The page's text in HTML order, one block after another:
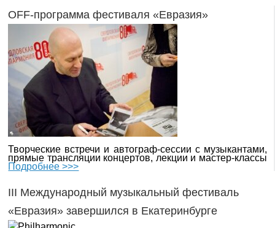
OFF-программа фестиваля «Евразия»
Творческие встречи и автограф-сессии с музыкантами,
прямые трансляции концертов, лекции и мастер-классы
Подробнее >>>
III Международный музыкальный фестиваль
«Евразия» завершился в Екатеринбурге